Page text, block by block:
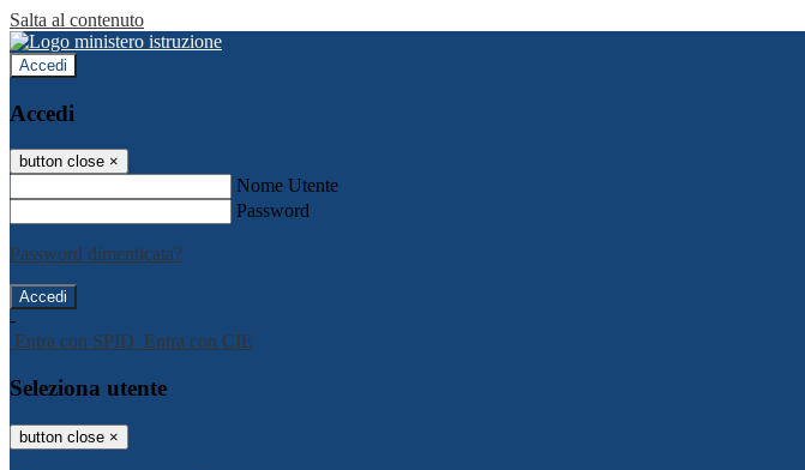
Salta al contenuto
Accedi
Accedi
button close ×
Nome Utente
Password
Password dimenticata?
-
Entra con SPID Entra con CIE
Seleziona utente
button close ×